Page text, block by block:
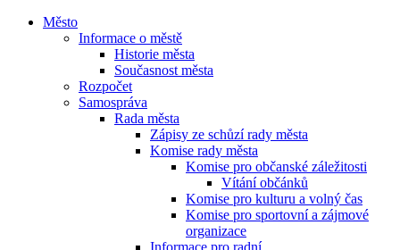
Město
Informace o městě
Historie města
Současnost města
Rozpočet
Samospráva
Rada města
Zápisy ze schůzí rady města
Komise rady města
Komise pro občanské záležitosti
Vítání občánků
Komise pro kulturu a volný čas
Komise pro sportovní a zájmové
organizace
Informace pro radní